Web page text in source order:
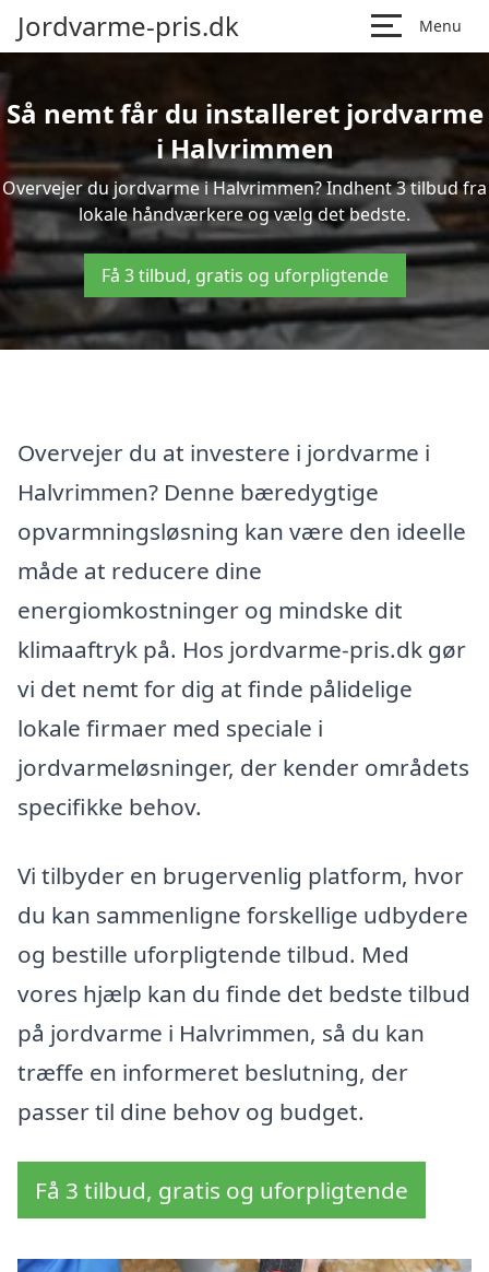
Jordvarme-pris.dk Menu
Så nemt får du installeret jordvarme
i Halvrimmen
Overvejer du jordvarme i Halvrimmen? Indhent 3 tilbud fra
lokale håndværkere og vælg det bedste.
Få 3 tilbud, gratis og uforpligtende
Overvejer du at investere i jordvarme i
Halvrimmen? Denne bæredygtige
opvarmningsløsning kan være den ideelle
måde at reducere dine
energiomkostninger og mindske dit
klimaaftryk på. Hos jordvarme-pris.dk gør
vi det nemt for dig at finde pålidelige
lokale firmaer med speciale i
jordvarmeløsninger, der kender områdets
specifikke behov.
Vi tilbyder en brugervenlig platform, hvor
du kan sammenligne forskellige udbydere
og bestille uforpligtende tilbud. Med
vores hjælp kan du finde det bedste tilbud
på jordvarme i Halvrimmen, så du kan
træffe en informeret beslutning, der
passer til dine behov og budget.
Få 3 tilbud, gratis og uforpligtende